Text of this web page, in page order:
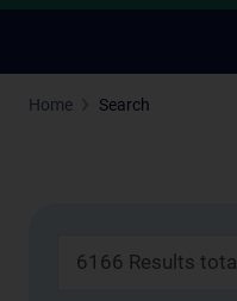
Home Search
6166 Results total